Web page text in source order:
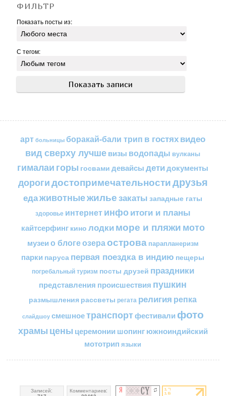
ФИЛЬТР
Показать посты из:
С тегом:
арт больницы боракай-бали трип в гостяхвидео
вид сверху лучшевизы водопады вулканы
гималаи горы госвами девайсы детидокументы
дорогидостопримечательностидрузья
едаживотныежильезакаты западные гаты
здоровье интернетинфоитоги и планы
кайтсерфинг кино лодкиморе и пляжимото
музеи о блогеозераострова парапланеризм
парки паруса первая поездка в индию пещеры
погребальный туризм посты друзей праздники
представления происшествия пушкин
размышления рассветы регата религия репка
слайдшоу смешноетранспортфестивали фото
храмы цены церемонии шопингюжноиндийский
мототрип языки
Записей: Комментариев: